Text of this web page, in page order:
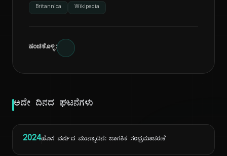
Britannica Wikipedia
ಹಂಚಿಕೊಳ್ಳಿ:
ಅದೇ ದಿನದ ಘಟನೆಗಳು
2024ಹೊಸ ವರ್ಷದ ಮುನ್ನಾದಿನ: ಜಾಗತಿಕ ಸಂಭ್ರಮಾಚರಣೆ